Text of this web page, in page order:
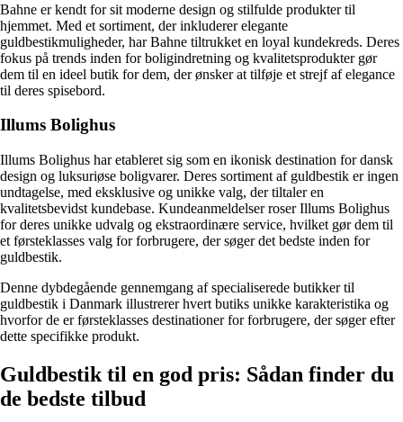
Bahne er kendt for sit moderne design og stilfulde produkter til
hjemmet. Med et sortiment, der inkluderer elegante
guldbestikmuligheder, har Bahne tiltrukket en loyal kundekreds. Deres
fokus på trends inden for boligindretning og kvalitetsprodukter gør
dem til en ideel butik for dem, der ønsker at tilføje et strejf af elegance
til deres spisebord.
Illums Bolighus
Illums Bolighus har etableret sig som en ikonisk destination for dansk
design og luksuriøse boligvarer. Deres sortiment af guldbestik er ingen
undtagelse, med eksklusive og unikke valg, der tiltaler en
kvalitetsbevidst kundebase. Kundeanmeldelser roser Illums Bolighus
for deres unikke udvalg og ekstraordinære service, hvilket gør dem til
et førsteklasses valg for forbrugere, der søger det bedste inden for
guldbestik.
Denne dybdegående gennemgang af specialiserede butikker til
guldbestik i Danmark illustrerer hvert butiks unikke karakteristika og
hvorfor de er førsteklasses destinationer for forbrugere, der søger efter
dette specifikke produkt.
Guldbestik til en god pris: Sådan finder du
de bedste tilbud